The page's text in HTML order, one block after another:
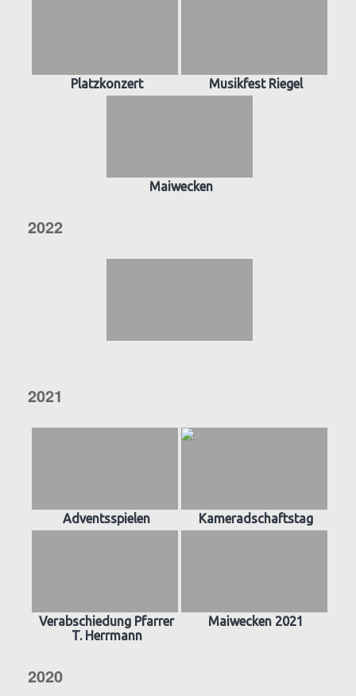
Platzkonzert Musikfest Riegel
Maiwecken
2022
2021
Adventsspielen Kameradschaftstag
Verabschiedung Pfarrer
T. Herrmann
Maiwecken 2021
2020